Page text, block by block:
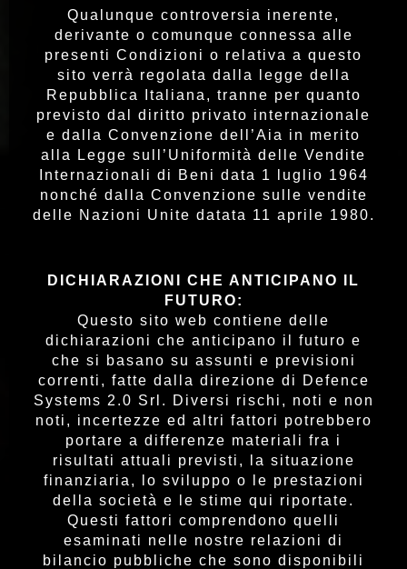
Qualunque controversia inerente,
derivante o comunque connessa alle
presenti Condizioni o relativa a questo
sito verrà regolata dalla legge della
Repubblica Italiana, tranne per quanto
previsto dal diritto privato internazionale
e dalla Convenzione dell’Aia in merito
alla Legge sull’Uniformità delle Vendite
Internazionali di Beni data 1 luglio 1964
nonché dalla Convenzione sulle vendite
delle Nazioni Unite datata 11 aprile 1980.
DICHIARAZIONI CHE ANTICIPANO IL
FUTURO:
Questo sito web contiene delle
dichiarazioni che anticipano il futuro e
che si basano su assunti e previsioni
correnti, fatte dalla direzione di Defence
Systems 2.0 Srl. Diversi rischi, noti e non
noti, incertezze ed altri fattori potrebbero
portare a differenze materiali fra i
risultati attuali previsti, la situazione
finanziaria, lo sviluppo o le prestazioni
della società e le stime qui riportate.
Questi fattori comprendono quelli
esaminati nelle nostre relazioni di
bilancio pubbliche che sono disponibili